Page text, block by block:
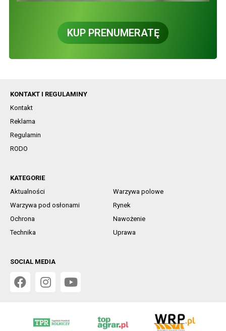
KUP PRENUMERATĘ
KONTAKT I REGULAMINY
Kontakt
Reklama
Regulamin
RODO
KATEGORIE
Aktualności
Warzywa polowe
Warzywa pod osłonami
Rynek
Ochrona
Nawożenie
Technika
Uprawa
SOCIAL MEDIA